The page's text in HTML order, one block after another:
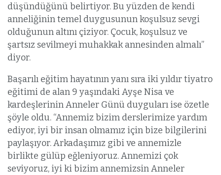
düşündüğünü belirtiyor. Bu yüzden de kendi
anneliğinin temel duygusunun koşulsuz sevgi
olduğunun altını çiziyor. Çocuk, koşulsuz ve
şartsız sevilmeyi muhakkak annesinden almalı”
diyor.
Başarılı eğitim hayatının yanı sıra iki yıldır tiyatro
eğitimi de alan 9 yaşındaki Ayşe Nisa ve
kardeşlerinin Anneler Günü duyguları ise özetle
şöyle oldu. “Annemiz bizim derslerimize yardım
ediyor, iyi bir insan olmamız için bize bilgilerini
paylaşıyor. Arkadaşımız gibi ve annemizle
birlikte gülüp eğleniyoruz. Annemizi çok
seviyoruz, iyi ki bizim annemizsin Anneler